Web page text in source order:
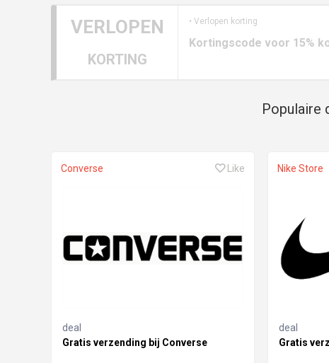
VERLOPEN
KORTING
• Verlopen korting
Kortingscode voor 15%
Populaire
Converse Like
deal
Gratis verzending bij Converse
Nike Store
deal
Gratis